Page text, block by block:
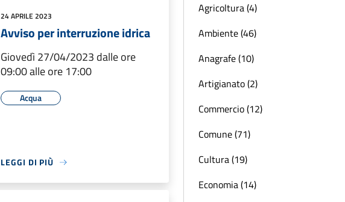
24 APRILE 2023
Avviso per interruzione idrica
Giovedì 27/04/2023 dalle ore
09:00 alle ore 17:00
Acqua
LEGGI DI PIÙ
Agricoltura (4)
Ambiente (46)
Anagrafe (10)
Artigianato (2)
Commercio (12)
Comune (71)
Cultura (19)
Economia (14)